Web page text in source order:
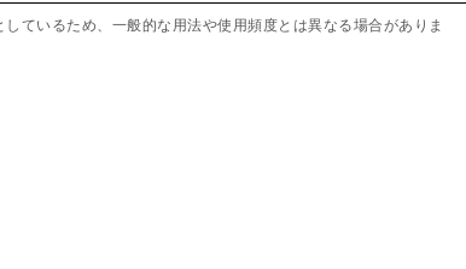
ているため、一般的な用法や使用頻度とは異なる場合がありま